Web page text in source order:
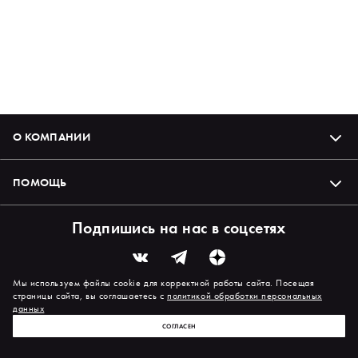
О КОМПАНИИ
ПОМОЩЬ
Подпишись на нас в соцсетях
Мы используем файлы cookie для корректной работы сайта. Посещая
страницы сайта, вы соглашаетесь сполитикой обработки персональных
данных
СОГЛАСЕН